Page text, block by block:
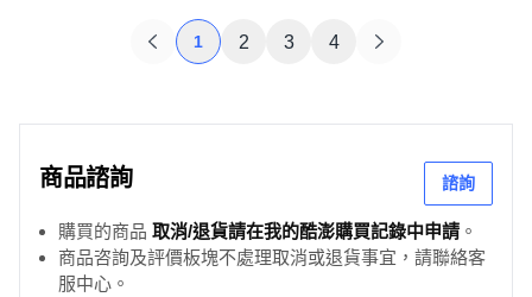
1 2 3 4
商品諮詢 諮詢
購買的商品 取消/退貨請在我的酷澎購買記錄中申請 。
商品咨詢及評價板塊不處理取消或退貨事宜，請聯絡客
服中心。